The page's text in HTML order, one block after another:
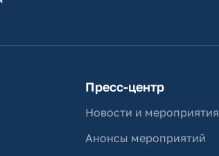
Пресс-центр
Новости и мероприятия
Анонсы мероприятий